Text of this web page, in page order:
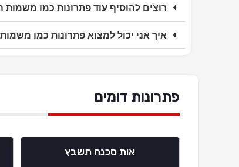
רוצים להוסיף עוד פתרונות כמו
איך אני יכול למצוא פתרונות כמו
פתרונות דומים
אות סכנה תשבץ